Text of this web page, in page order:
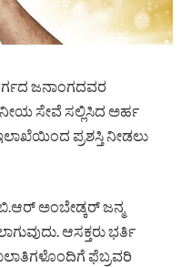
ಜನಾಂಗದವರ
ಸೇವೆ ಸಲ್ಲಿಸಿದ ಅರ್ಹ
ಇಲಾಖೆಯಿಂದ ಪ್ರಶಸ್ತಿ ನೀಡಲು
ಅಂಬೇಡ್ಕರ್ ಜನ್ಮ
ಆಸಕ್ತರು ಭರ್ತಿ
ಫೆಬ್ರವರಿ